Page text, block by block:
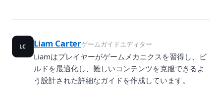
LC Liam Carterゲームガイドエディター
Liamはプレイヤーがゲームメカニクスを習得し、ビ
ルドを最適化し、難しいコンテンツを克服できるよ
う設計された詳細なガイドを作成しています。